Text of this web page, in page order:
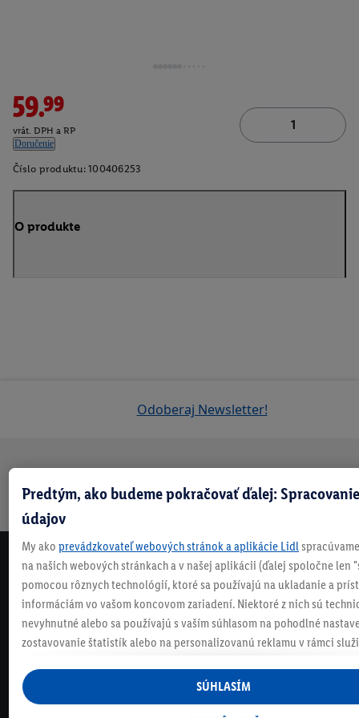
59.99
vrát. DPH a RP
Doručenie
Číslo produktu: 100406253
O produkte
Odoberaj Newsletter!
zadarmo
nad 70 €¹
vrátenie
zadarmo
týždeň
NEWSLETTER
NEZMEŠKAJ NAŠE AKCIE!
ODOBERAJ NÁŠ NEWSLETTER
ČASTO KLADENÉ OTÁZKY
Predtým, ako budeme pokračovať ďalej:
údajov
My ako prevádzkovateľ webových stránok a aplikácie Lidl
na našich webových stránkach a v našej aplikácii (ďalej spoločne len
pomocou rôznych technológií, ktoré sa používajú na ukladanie a
informáciám vo vašom koncovom zariadení. Niektoré z nich sú
nevyhnutné alebo sa používajú s vaším súhlasom na pohodlné
zostavovanie štatistík alebo na personalizovanú reklamu v rámci
údaje z vášho nákupného správania v obchode.
Ak tu udelíte svoj súhlas na účely personalizovanej reklamy a
SÚHLASÍM